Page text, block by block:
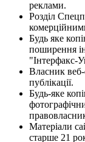
реклами.
Розділ
Будь яке
поширення
"Інтерфакс-
Власник веб-
публікації.
Будь-яке
Матеріали
старше 21